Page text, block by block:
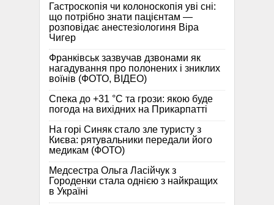
Гастроскопія чи колоноскопія уві сні:
що потрібно знати пацієнтам —
розповідає анестезіологиня Віра
Чигер
Франківськ зазвучав дзвонами як
нагадування про полонених і зниклих
воїнів (ФОТО, ВІДЕО)
Спека до +31 °C та грози: якою буде
погода на вихідних на Прикарпатті
На горі Синяк стало зле туристу з
Києва: рятувальники передали його
медикам (ФОТО)
Медсестра Ольга Ласійчук з
Городенки стала однією з найкращих
в Україні